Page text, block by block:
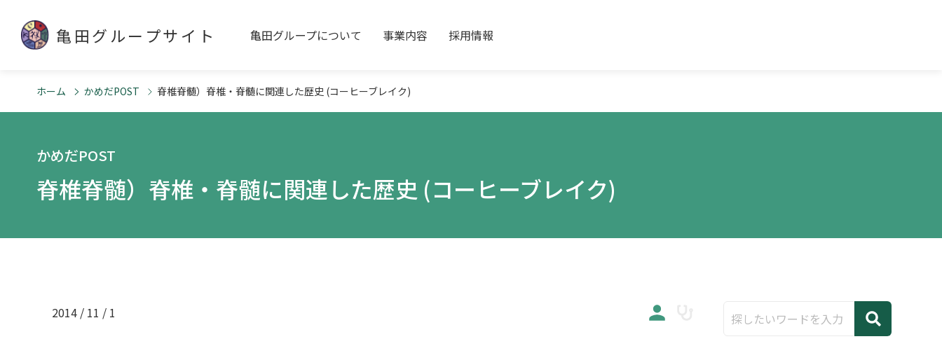
亀田グループサイト 亀田グループについて 事業内容 採用情報
ホーム かめだPOST 脊椎脊髄）脊椎・脊髄に関連した歴史 (コーヒーブレイク)
かめだPOST
脊椎脊髄）脊椎・脊髄に関連した歴史 (コーヒーブレイク)
2014 / 11 / 1